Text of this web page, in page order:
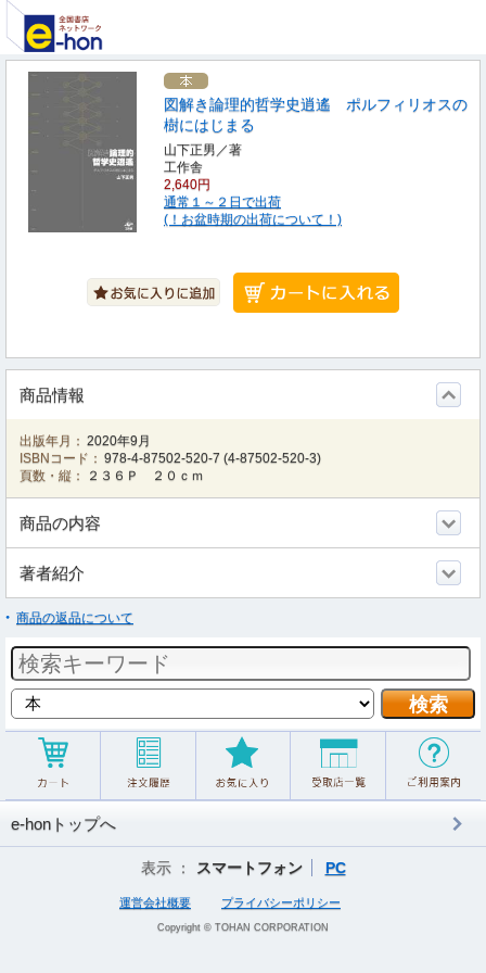
図解き論理的哲学史逍遙 ポルフィリオスの
樹にはじまる
山下正男／著
工作舎
2,640円
通常１～２日で出荷
(！お盆時期の出荷について！)
商品情報
出版年月： 2020年9月
ISBNコード： 978-4-87502-520-7 (4-87502-520-3)
頁数・縦：
２３６Ｐ ２０ｃｍ
商品の内容
著者紹介
商品の返品について
e-honトップへ
表示 ： スマートフォン PC
運営会社概要 プライバシーポリシー
Copyright © TOHAN CORPORATION